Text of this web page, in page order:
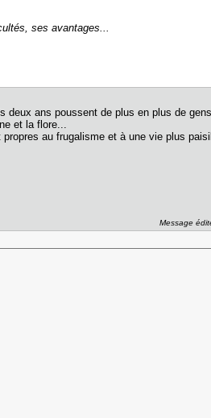
ses avantages...
ans poussent de plus en plus de
et la flore...
au frugalisme et à une vie plus
Message